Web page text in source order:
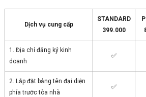
Dịch vụ cung cấp
STANDARD
399.000
1. Địa chỉ đăng ký kinh
doanh
✅
2. Lắp đặt bảng tên đại diện
phía trước tòa nhà
✅